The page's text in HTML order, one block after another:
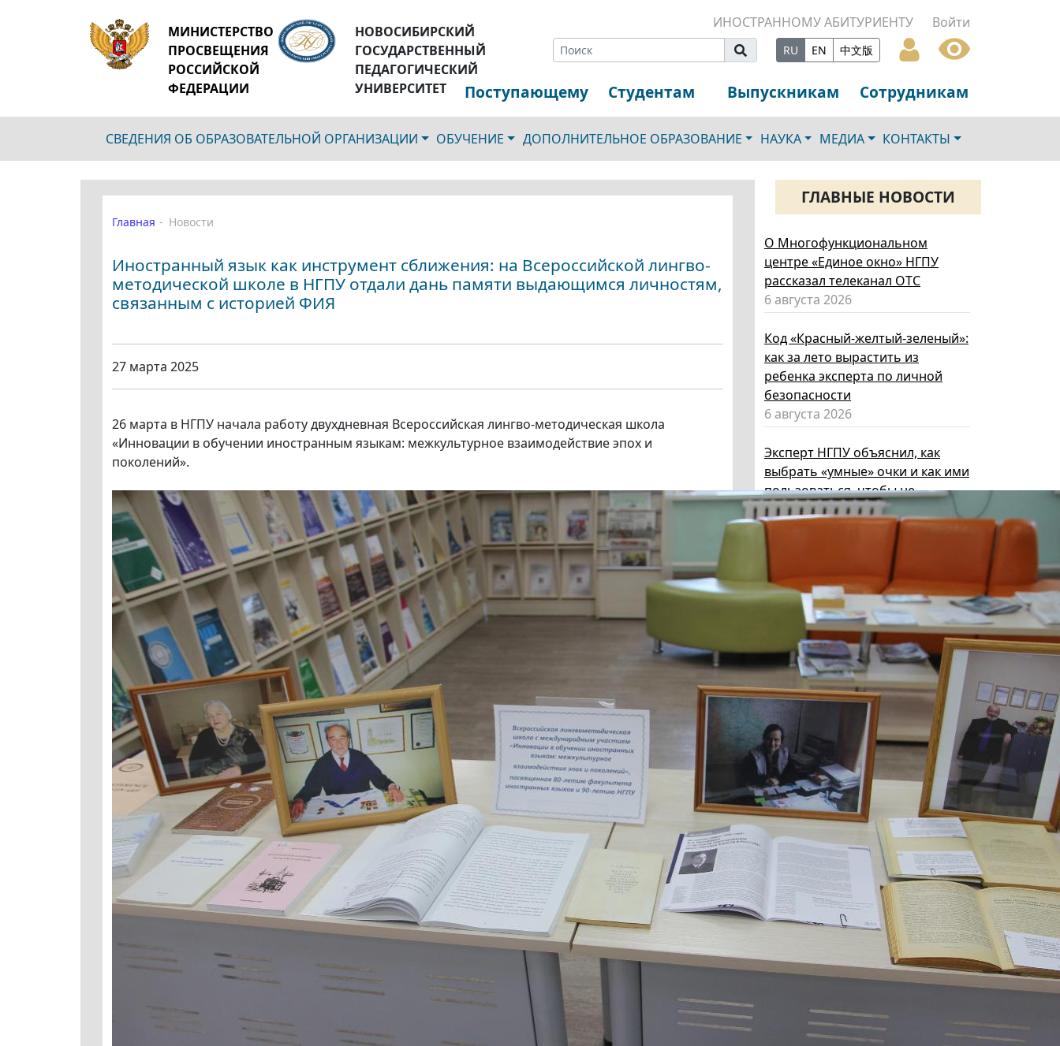
МИНИСТЕРСТВО
ПРОСВЕЩЕНИЯ
РОССИЙСКОЙ
ФЕДЕРАЦИИ
НОВОСИБИРСКИЙ
ГОСУДАРСТВЕННЫЙ
ПЕДАГОГИЧЕСКИЙ
УНИВЕРСИТЕТ
ИНОСТРАННОМУ АБИТУРИЕНТУ Войти
RU EN 中文版
Поступающему Студентам Выпускникам Сотрудникам
СВЕДЕНИЯ ОБ ОБРАЗОВАТЕЛЬНОЙ ОРГАНИЗАЦИИ ОБУЧЕНИЕ ДОПОЛНИТЕЛЬНОЕ ОБРАЗОВАНИЕ НАУКА МЕДИА КОНТАКТЫ
Главная Новости
Иностранный язык как инструмент сближения: на Всероссийской лингво-
методической школе в НГПУ отдали дань памяти выдающимся личностям,
связанным с историей ФИЯ
27 марта 2025
26 марта в НГПУ начала работу двухдневная Всероссийская лингво-методическая школа
«Инновации в обучении иностранным языкам: межкультурное взаимодействие эпох и
поколений».
ГЛАВНЫЕ НОВОСТИ
О Многофункциональном
центре «Единое окно» НГПУ
рассказал телеканал ОТС
6 августа 2026
Код «Красный-желтый-зеленый»:
как за лето вырастить из
ребенка эксперта по личной
безопасности
6 августа 2026
Эксперт НГПУ объяснил, как
выбрать «умные» очки и как ими
пользоваться, чтобы не
нарушать закон
5 августа 2026
Директор ИИГСО НГПУ:
региональный компонент курса
«Россия – мои горизонты»
поможет школьникам с
выбором актуальной профессии
5 августа 2026
НГПУ ждет первокурсников на
собрания по зачислению
4 августа 2026
В НГПУ состоялось зачисление
первокурсников по целевой,
отдельной и особой квотам
3 августа 2026